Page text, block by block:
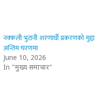
नक्कली भुटानी शरणार्थी प्रकरणको मुद्दा
अन्तिम चरणमा
June 10, 2026
In "मुख्य समाचार"